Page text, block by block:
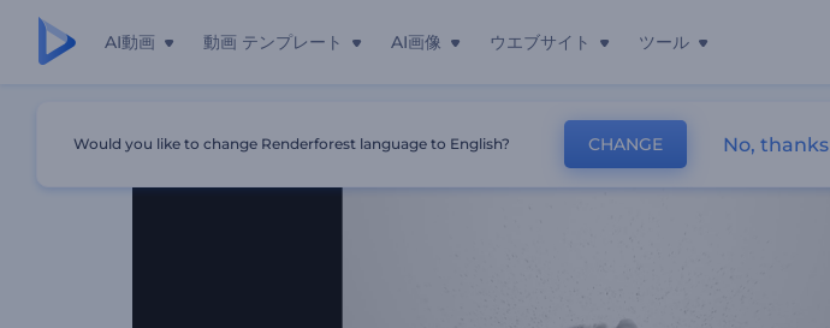
AI動画 動画 テンプレート AI画像 ウエブサイト ツール
Would you like to change Renderforest language to English? CHANGE No, thanks